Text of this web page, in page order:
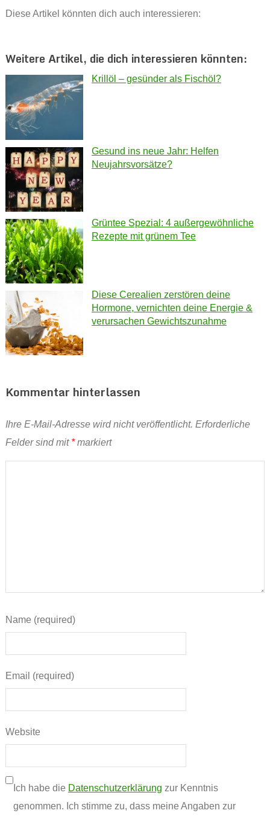
Diese Artikel könnten dich auch interessieren:
Weitere Artikel, die dich interessieren könnten:
Krillöl – gesünder als Fischöl?
Gesund ins neue Jahr: Helfen
Neujahrsvorsätze?
Grüntee Spezial: 4 außergewöhnliche
Rezepte mit grünem Tee
Diese Cerealien zerstören deine
Hormone, vernichten deine Energie &
verursachen Gewichtszunahme
Kommentar hinterlassen
Ihre E-Mail-Adresse wird nicht veröffentlicht. Erforderliche
Felder sind mit *markiert
Name (required)
Email (required)
Website
Ich habe die Datenschutzerklärung zur Kenntnis
genommen. Ich stimme zu, dass meine Angaben zur